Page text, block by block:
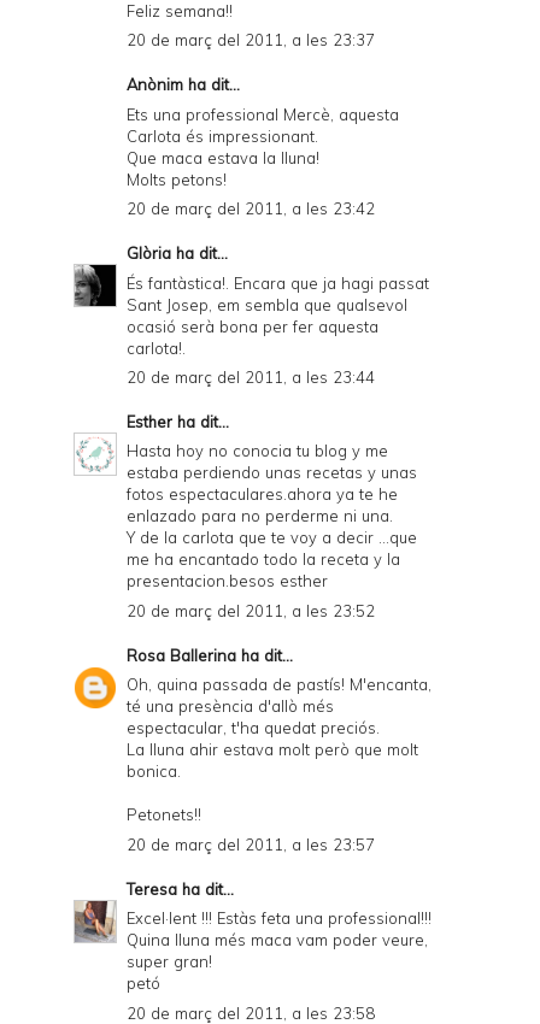
Feliz semana!!
20 de març del 2011, a les 23:37
Anònim ha dit...
Ets una professional Mercè, aquesta
Carlota és impressionant.
Que maca estava la lluna!
Molts petons!
20 de març del 2011, a les 23:42
Glòria ha dit...
És fantàstica!. Encara que ja hagi passat
Sant Josep, em sembla que qualsevol
ocasió serà bona per fer aquesta
carlota!.
20 de març del 2011, a les 23:44
Esther ha dit...
Hasta hoy no conocia tu blog y me
estaba perdiendo unas recetas y unas
fotos espectaculares.ahora ya te he
enlazado para no perderme ni una.
Y de la carlota que te voy a decir ...que
me ha encantado todo la receta y la
presentacion.besos esther
20 de març del 2011, a les 23:52
Rosa Ballerina ha dit...
Oh, quina passada de pastís! M'encanta,
té una presència d'allò més
espectacular, t'ha quedat preciós.
La lluna ahir estava molt però que molt
bonica.
Petonets!!
20 de març del 2011, a les 23:57
Teresa ha dit...
Excel·lent !!! Estàs feta una professional!!!
Quina lluna més maca vam poder veure,
super gran!
petó
20 de març del 2011, a les 23:58